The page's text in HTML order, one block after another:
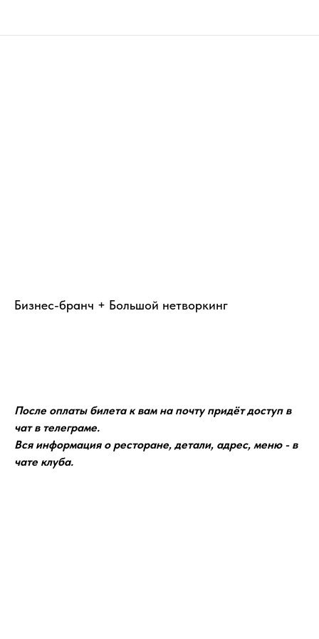
Бизнес-бранч + Большой нетворкинг
После оплаты билета к вам на почту придёт доступ в
чат в телеграме.
Вся информация о ресторане, детали, адрес, меню - в
чате клуба.